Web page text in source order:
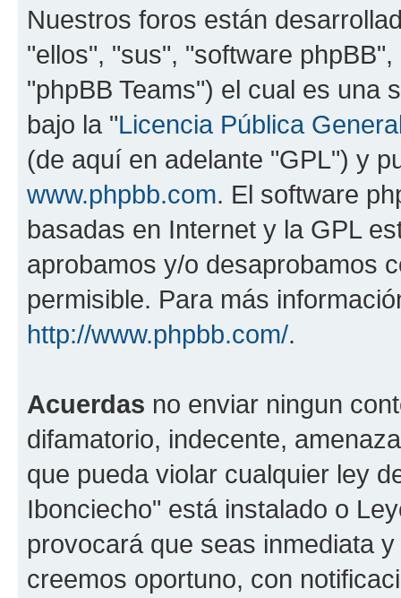
Nuestros foros están
"ellos", "sus", "software
"phpBB Teams") el cual es una
bajo la "Licencia Pública
(de aquí en adelante "GPL") y
www.phpbb.com. El software
basadas en Internet y la GPL
aprobamos y/o desaprobamos
permisible. Para más
http://www.phpbb.com/.
Acuerdas no enviar ningun
difamatorio, indecente,
que pueda violar cualquier ley
Ibonciecho" está instalado o
provocará que seas inmediata
creemos oportuno, con